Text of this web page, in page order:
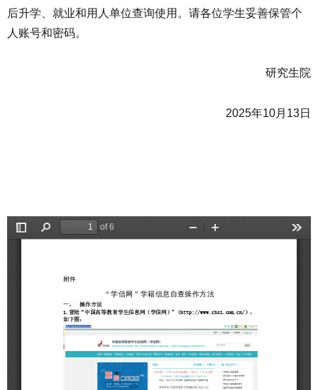
后升学、就业和用人单位查询使用。请各位学生妥善保管个
人账号和密码。
研究生院
2025年10月13日